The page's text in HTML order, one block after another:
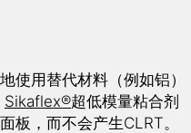
使用替代材料（例如铝）
Sikaflex®超低模量粘合剂
板，而不会产生CLRT。